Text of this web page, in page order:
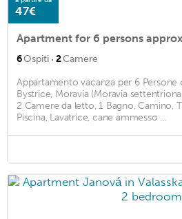
47€
Apartment for 6 persons
6Ospiti · 2Camere
Appartamento vacanza per 6 Persone
Bystrice, Moravia (Moravia
2 Camere da letto, 1 Bagno, Camino,
Piscina, Lavatrice, cane ammesso ...